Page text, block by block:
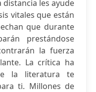
distancia les ayude
vitales que están
que durante
prestándose
la fuerza
La crítica ha
la literatura te
ti. Millones de